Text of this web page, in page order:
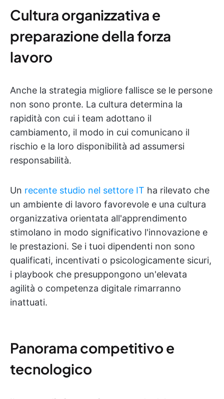
Cultura organizzativa e
preparazione della forza
lavoro
Anche la strategia migliore fallisce se le persone
non sono pronte. La cultura determina la
rapidità con cui i team adottano il
cambiamento, il modo in cui comunicano il
rischio e la loro disponibilità ad assumersi
responsabilità.
Un recente studio nel settore IT ha rilevato che
un ambiente di lavoro favorevole e una cultura
organizzativa orientata all'apprendimento
stimolano in modo significativo l'innovazione e
le prestazioni. Se i tuoi dipendenti non sono
qualificati, incentivati o psicologicamente sicuri,
i playbook che presuppongono un'elevata
agilità o competenza digitale rimarranno
inattuati.
Panorama competitivo e
tecnologico